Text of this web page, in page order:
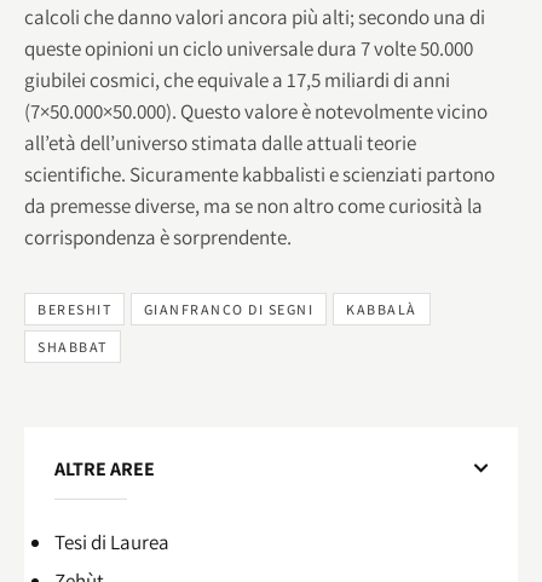
calcoli che danno valori ancora più alti; secondo una di
queste opinioni un ciclo universale dura 7 volte 50.000
giubilei cosmici, che equivale a 17,5 miliardi di anni
(7×50.000×50.000). Questo valore è notevolmente vicino
all’età dell’universo stimata dalle attuali teorie
scientifiche. Sicuramente kabbalisti e scienziati partono
da premesse diverse, ma se non altro come curiosità la
corrispondenza è sorprendente.
BERESHIT GIANFRANCO DI SEGNI KABBALÀ
SHABBAT
ALTRE AREE
Tesi di Laurea